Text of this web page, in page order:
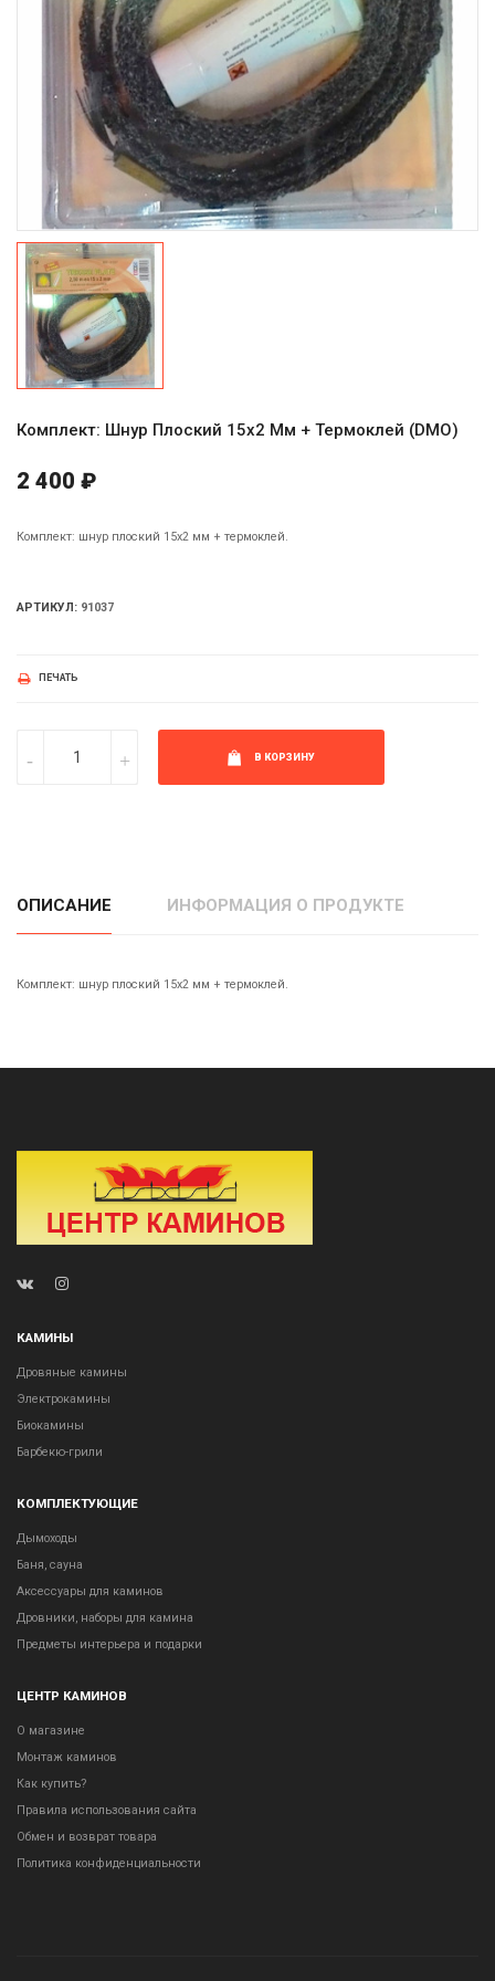
Комплект: Шнур Плоский 15х2 Мм + Термоклей (DMO)
2 400 ₽
Комплект: шнур плоский 15х2 мм + термоклей.
АРТИКУЛ: 91037
ПЕЧАТЬ
В КОРЗИНУ
ОПИСАНИЕ ИНФОРМАЦИЯ О ПРОДУКТЕ
Комплект: шнур плоский 15х2 мм + термоклей.
КАМИНЫ
Дровяные камины
Электрокамины
Биокамины
Барбекю-грили
КОМПЛЕКТУЮЩИЕ
Дымоходы
Баня, сауна
Аксессуары для каминов
Дровники, наборы для камина
Предметы интерьера и подарки
ЦЕНТР КАМИНОВ
О магазине
Монтаж каминов
Как купить?
Правила использования сайта
Обмен и возврат товара
Политика конфиденциальности